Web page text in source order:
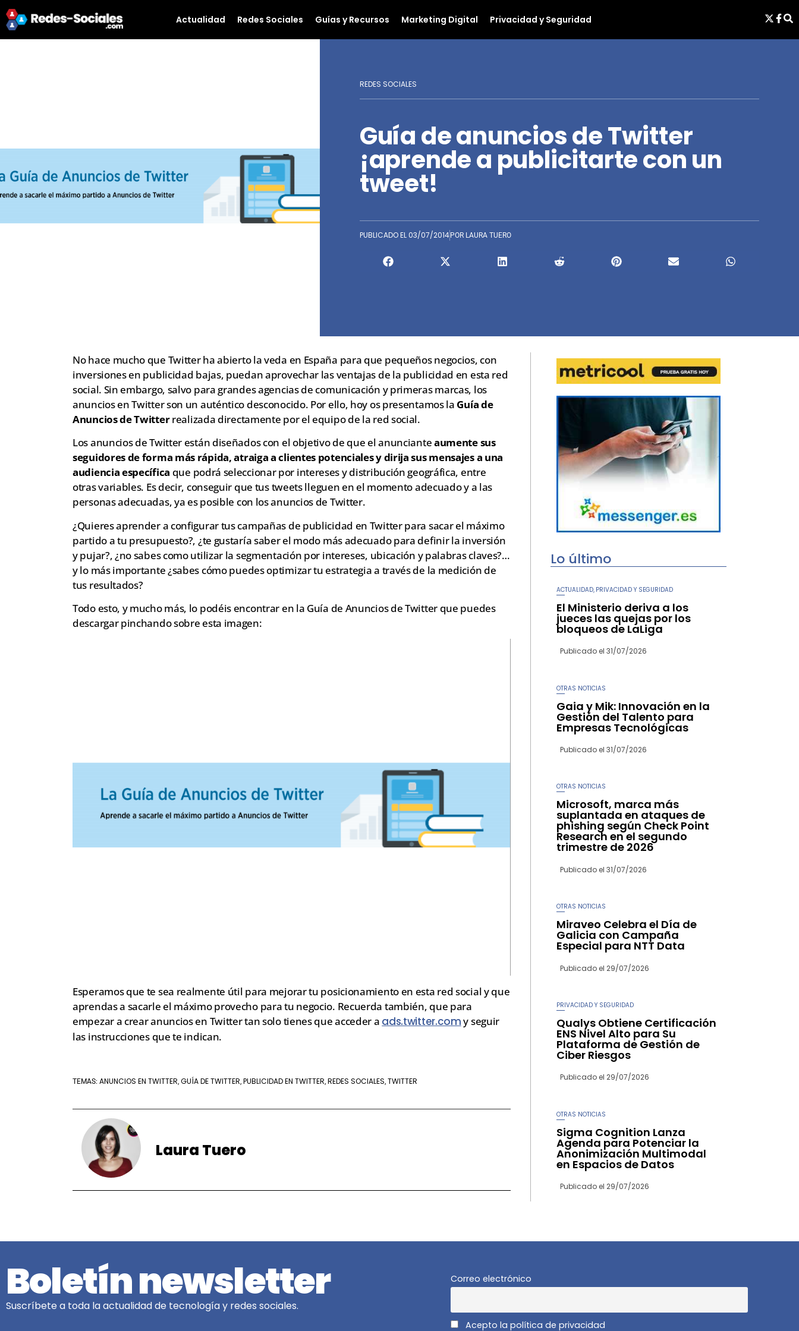
Actualidad Redes Sociales Guías y Recursos Marketing Digital Privacidad y Seguridad
REDES SOCIALES
Guía de anuncios de Twitter
¡aprende a publicitarte con un
tweet!
PUBLICADO EL 03/07/2014 POR LAURA TUERO
No hace mucho que Twitter ha abierto la veda en España para que pequeños negocios, con
inversiones en publicidad bajas, puedan aprovechar las ventajas de la publicidad en esta red
social. Sin embargo, salvo para grandes agencias de comunicación y primeras marcas, los
anuncios en Twitter son un auténtico desconocido. Por ello, hoy os presentamos la Guía de
Anuncios de Twitterrealizada directamente por el equipo de la red social.
Los anuncios de Twitter están diseñados con el objetivo de que el anuncianteaumente sus
seguidores de forma más rápida, atraiga a clientes potenciales y dirija sus mensajes a una
audiencia específica que podrá seleccionar por intereses y distribución geográfica, entre
otras variables. Es decir, conseguir que tus tweets lleguen en el momento adecuado y a las
personas adecuadas, ya es posible con los anuncios de Twitter.
¿Quieres aprender a configurar tus campañas de publicidad en Twitter para sacar el máximo
partido a tu presupuesto?, ¿te gustaría saber el modo más adecuado para definir la inversión
y pujar?, ¿no sabes como utilizar la segmentación por intereses, ubicación y palabras claves?…
y lo más importante ¿sabes cómo puedes optimizar tu estrategia a través de la medición de
tus resultados?
Todo esto, y mucho más, lo podéis encontrar en la Guía de Anuncios de Twitter que puedes
descargar pinchando sobre esta imagen:
Esperamos que te sea realmente útil para mejorar tu posicionamiento en esta red social y que
aprendas a sacarle el máximo provecho para tu negocio. Recuerda también, que para
empezar a crear anuncios en Twitter tan solo tienes que acceder a ads.twitter.comy seguir
las instrucciones que te indican.
TEMAS: ANUNCIOS EN TWITTER, GUÍA DE TWITTER, PUBLICIDAD EN TWITTER, REDES SOCIALES, TWITTER
Laura Tuero
Lo último
ACTUALIDAD PRIVACIDAD Y SEGURIDAD
El Ministerio deriva a los
jueces las quejas por los
bloqueos de LaLiga
Publicado el 31/07/2026
OTRAS NOTICIAS
Gaia y Mik: Innovación en la
Gestión del Talento para
Empresas Tecnológicas
Publicado el 31/07/2026
OTRAS NOTICIAS
Microsoft, marca más
suplantada en ataques de
phishing según Check Point
Research en el segundo
trimestre de 2026
Publicado el 31/07/2026
OTRAS NOTICIAS
Miraveo Celebra el Día de
Galicia con Campaña
Especial para NTT Data
Publicado el 29/07/2026
PRIVACIDAD Y SEGURIDAD
Qualys Obtiene Certificación
ENS Nivel Alto para Su
Plataforma de Gestión de
Ciber Riesgos
Publicado el 29/07/2026
OTRAS NOTICIAS
Sigma Cognition Lanza
Agenda para Potenciar la
Anonimización Multimodal
en Espacios de Datos
Publicado el 29/07/2026
Boletín newsletter
Suscríbete a toda la actualidad de tecnología y redes sociales.
Correo electrónico
Acepto la política de privacidad